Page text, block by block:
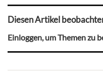
Diesen Artikel
Einloggen, um Themen zu